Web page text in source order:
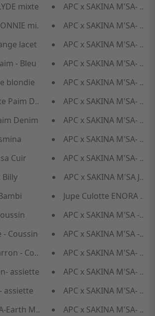
mixte
mixte
lacet
- Bleu
blondie
Paim Denim
Denim
Cuir
Billy
- Coussin
- Coussin
assiette
assiette
Earth Multicolor
APC x SAKINA M'SA-
APC x SAKINA M'SA-
APC x SAKINA M'SA-
APC x SAKINA M'SA-
APC x SAKINA M'SA-
APC x SAKINA M'SA-
APC x SAKINA M'SA-
APC x SAKINA M'SA-
APC x SAKINA M'SA-
APC x SAKINA M'SA
Jupe Culotte ENORA
APC x SAKINA M'SA -
APC x SAKINA M'SA -
APC x SAKINA M'SA-
APC x SAKINA M'SA-
APC x SAKINA M'SA-
APC x SAKINA M'SA-